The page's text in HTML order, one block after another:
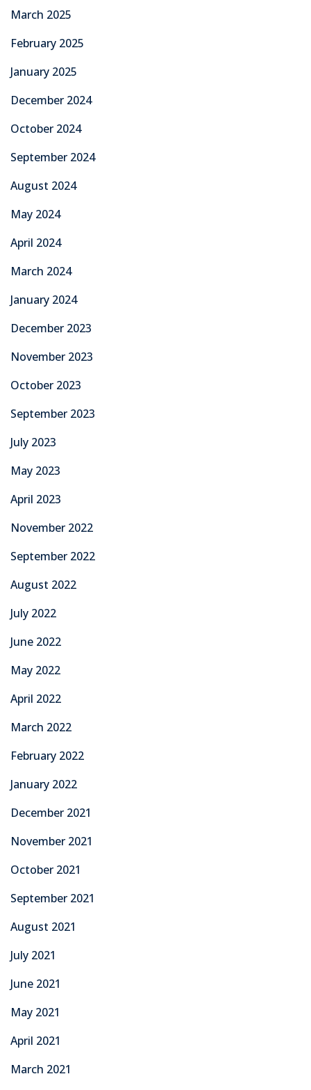
March 2025
February 2025
January 2025
December 2024
October 2024
September 2024
August 2024
May 2024
April 2024
March 2024
January 2024
December 2023
November 2023
October 2023
September 2023
July 2023
May 2023
April 2023
November 2022
September 2022
August 2022
July 2022
June 2022
May 2022
April 2022
March 2022
February 2022
January 2022
December 2021
November 2021
October 2021
September 2021
August 2021
July 2021
June 2021
May 2021
April 2021
March 2021